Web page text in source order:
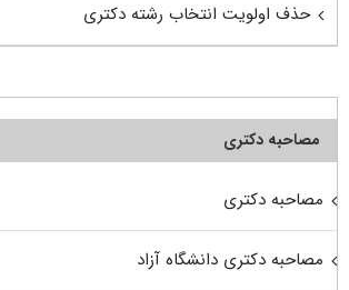
حذف اولویت انتخاب رشته دکتری
مصاحبه دکتری
مصاحبه دکتری
مصاحبه دکتری دانشگاه آزاد